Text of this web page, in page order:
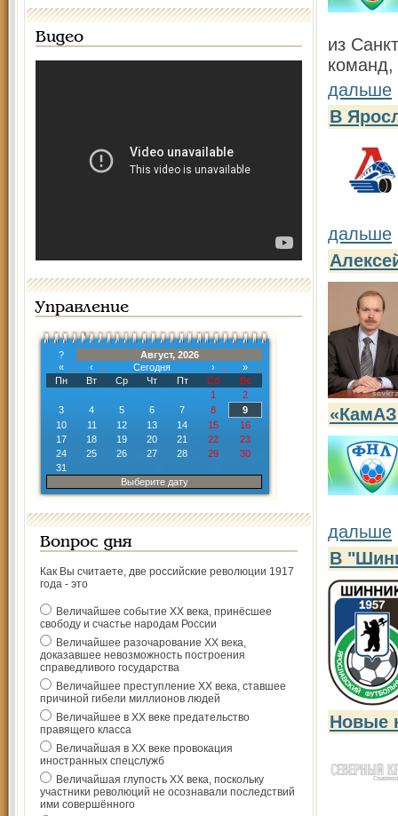
Видео
Управление
?
Август, 2026
«
‹ Сегодня ›
»
Пн
Вт Ср Чт Пт Сб
Вс
1
2
3
4 5 6 7 8
9
10
11 12 13 14 15
16
17
18 19 20 21 22
23
24
25 26 27 28 29
30
31
Выберите дату
Вопрос дня
Как Вы считаете, две российские революции 1917
года - это
Величайшее событие ХХ века, принёсшее
свободу и счастье народам России
Величайшее разочарование ХХ века,
доказавшее невозможность построения
справедливого государства
Величайшее преступление ХХ века, ставшее
причиной гибели миллионов людей
Величайшее в ХХ веке предательство
правящего класса
Величайшая в ХХ веке провокация
иностранных спецслужб
Величайшая глупость ХХ века, поскольку
участники революций не осознавали последствий
ими совершённого
из
дальше
В
дальше
дальше
В
Новые